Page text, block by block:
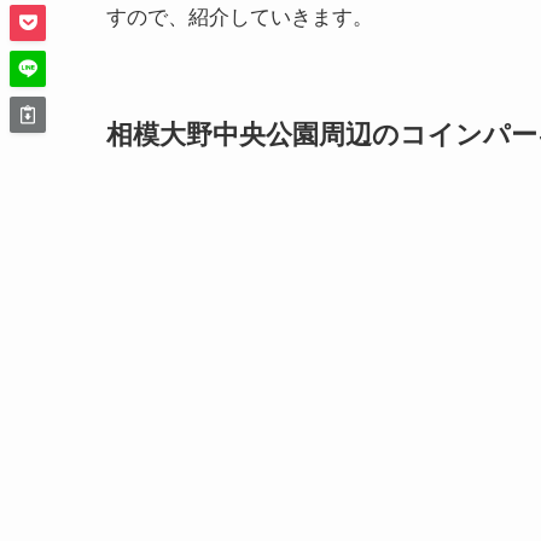
すので、紹介していきます。
相模大野中央公園周辺のコインパ